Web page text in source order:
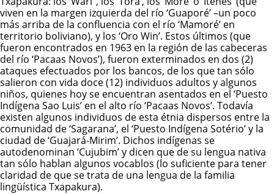
viven en la margen izquierda del río ‘Guaporé’ –un poco
más arriba de la confluencia con el río ‘Mamoré’ en
territorio boliviano), y los ‘Oro Win’. Estos últimos (que
fueron encontrados en 1963 en la región de las cabeceras
del río ‘Pacaas Novos’), fueron exterminados en dos (2)
ataques efectuados por los bancos, de los que tan sólo
salieron con vida doce (12) individuos adultos y algunos
niños, quienes hoy se encuentran asentados en el ‘Puesto
Indígena Sao Luis’ en el alto río ‘Pacaas Novos’. Todavía
existen algunos individuos de esta étnia dispersos entre la
comunidad de ‘Sagarana’, el ‘Puesto Indígena Sotério’ y la
ciudad de ‘Guajará-Mirim’. Dichos indígenas se
autodenominan ‘Cujubim’ y dicen que de su lengua nativa
tan sólo hablan algunos vocablos (lo suficiente para tener
claridad de que se trata de una lengua de la familia
lingüística Txapakura).